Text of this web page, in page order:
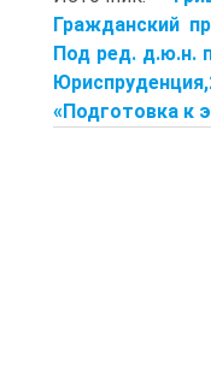
Гражданский
Под ред. д.ю.н.
«Подготовка к